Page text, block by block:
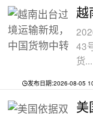
43
货...
发布日期:2026-08-05